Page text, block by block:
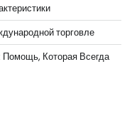
торговле
Помощь, Которая Всегда